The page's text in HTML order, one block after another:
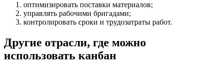
оптимизировать поставки материалов;
управлять рабочими бригадами;
контролировать сроки и трудозатраты работ.
Другие отрасли, где можно
использовать канбан